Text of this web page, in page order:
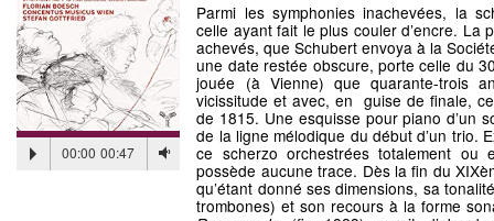
00:00 00:47
Parmi les symphonies inachevées, la
celle ayant fait le plus couler d’encre. La
achevés, que Schubert envoya à la
une date restée obscure, porte celle du
jouée (à Vienne) que quarante-trois
vicissitude et avec, en guise de finale,
de 1815. Une esquisse pour piano d’un
de la ligne mélodique du début d’un trio.
ce scherzo orchestrées totalement ou
possède aucune trace. Dès la fin du
qu’étant donné ses dimensions, sa
trombones) et son recours à la forme